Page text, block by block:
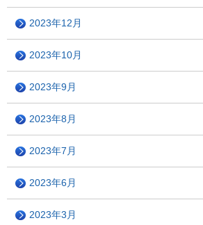
2023年12月
2023年10月
2023年9月
2023年8月
2023年7月
2023年6月
2023年3月